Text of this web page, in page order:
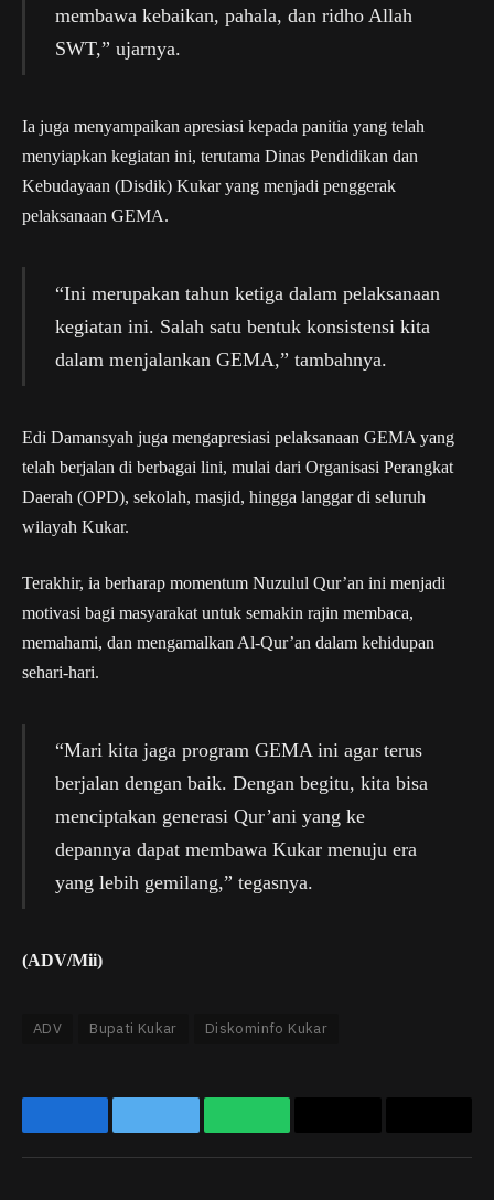
membawa kebaikan, pahala, dan ridho Allah
SWT,” ujarnya.
Ia juga menyampaikan apresiasi kepada panitia yang telah
menyiapkan kegiatan ini, terutama Dinas Pendidikan dan
Kebudayaan (Disdik) Kukar yang menjadi penggerak
pelaksanaan GEMA.
“Ini merupakan tahun ketiga dalam pelaksanaan
kegiatan ini. Salah satu bentuk konsistensi kita
dalam menjalankan GEMA,” tambahnya.
Edi Damansyah juga mengapresiasi pelaksanaan GEMA yang
telah berjalan di berbagai lini, mulai dari Organisasi Perangkat
Daerah (OPD), sekolah, masjid, hingga langgar di seluruh
wilayah Kukar.
Terakhir, ia berharap momentum Nuzulul Qur’an ini menjadi
motivasi bagi masyarakat untuk semakin rajin membaca,
memahami, dan mengamalkan Al-Qur’an dalam kehidupan
sehari-hari.
“Mari kita jaga program GEMA ini agar terus
berjalan dengan baik. Dengan begitu, kita bisa
menciptakan generasi Qur’ani yang ke
depannya dapat membawa Kukar menuju era
yang lebih gemilang,” tegasnya.
(ADV/Mii)
ADV Bupati Kukar Diskominfo Kukar
FacebookTwitter WhatsApp
Link